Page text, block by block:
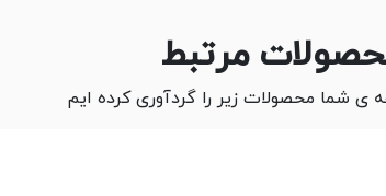
مرتبط
ی شما محصولات زیر را گردآوری کرده ایم